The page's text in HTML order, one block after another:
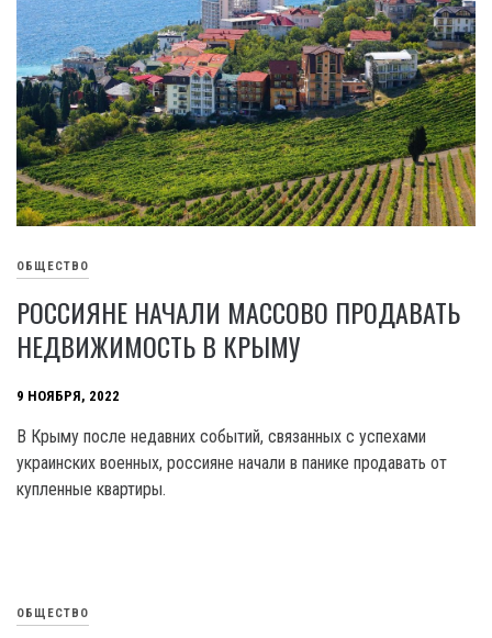
ОБЩЕСТВО
РОССИЯНЕ НАЧАЛИ МАССОВО ПРОДАВАТЬ
НЕДВИЖИМОСТЬ В КРЫМУ
9 НОЯБРЯ, 2022
В Крыму после недавних событий, связанных с успехами
украинских военных, россияне начали в панике продавать от
купленные квартиры.
ОБЩЕСТВО